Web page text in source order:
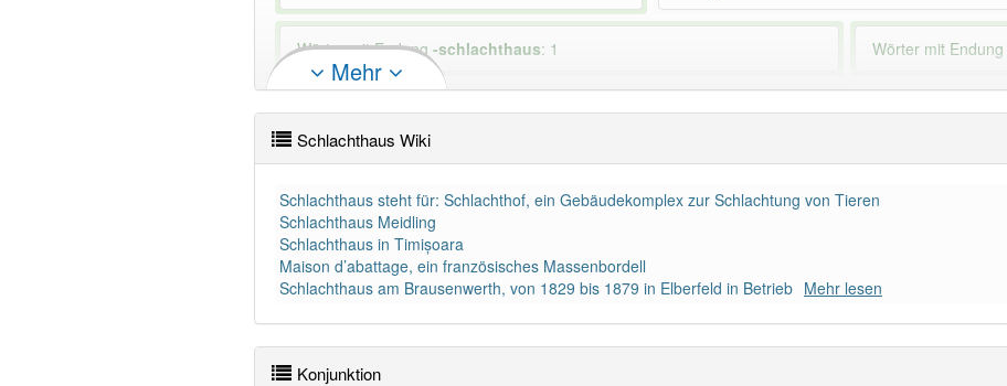
Wörter mit Endung -schlachthaus: 1 Wörter mit
97% unserer Spielapp-Nutzer haben den Artikel korrekt erraten.
Mehr
Schlachthaus Wiki
Schlachthaus steht für: Schlachthof, ein Gebäudekomplex zur Schlachtung von Tieren
Schlachthaus Meidling
Schlachthaus in Timișoara
Maison d’abattage, ein französisches Massenbordell
Schlachthaus am Brausenwerth, von 1829 bis 1879 in Elberfeld in Betrieb Mehr lesen
Konjunktion